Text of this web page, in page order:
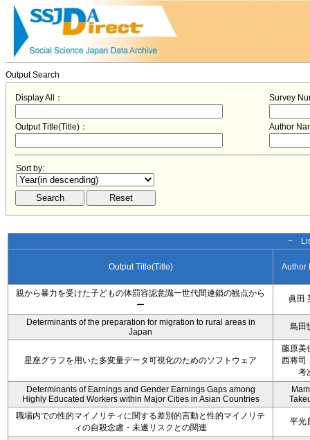
Output Search
Display All： Survey
Output Title(Title)： Author
Sort by:
−
Output Title(Title) Author
親から暴力を受けた子どもの体罰容認意識ー世代間連鎖の観点から
ー
眞田
Determinants of the preparation for migration to rural areas in
Japan
島田
星座グラフを用いた多変量データ可視化のためのソフトウェア
藤原美
西将司
考
Determinants of Earnings and Gender Earnings Gaps among
Highly Educated Workers within Major Cities in Asian Countries
職場内での性的マイノリティに関する差別的言動と性的マイノリテ
ィの自殺念慮・未遂リスクとの関連
平光